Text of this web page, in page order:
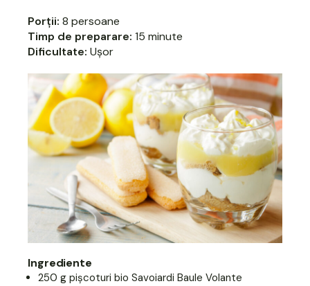
Porții: 8 persoane
Timp de preparare: 15 minute
Dificultate: Ușor
Ingrediente
250 g pișcoturi bio Savoiardi Baule Volante